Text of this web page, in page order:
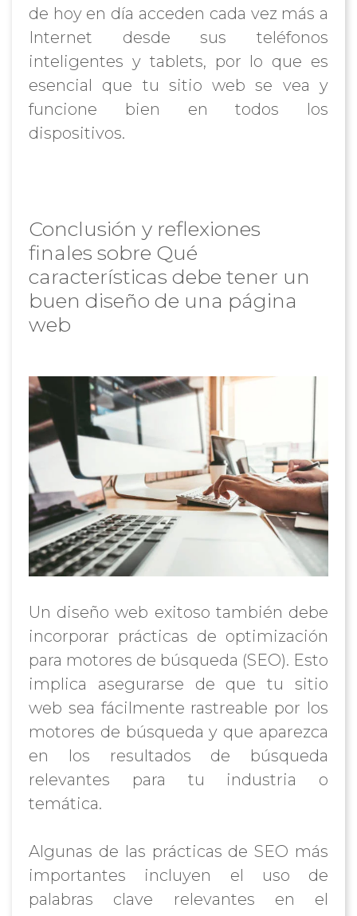
de hoy en día acceden cada vez más a
Internet desde sus teléfonos
inteligentes y tablets, por lo que es
esencial que tu sitio web se vea y
funcione bien en todos los
dispositivos.
Conclusión y reflexiones
finales sobre Qué
características debe tener un
buen diseño de una página
web
Un diseño web exitoso también debe
incorporar prácticas de optimización
para motores de búsqueda (SEO). Esto
implica asegurarse de que tu sitio
web sea fácilmente rastreable por los
motores de búsqueda y que aparezca
en los resultados de búsqueda
relevantes para tu industria o
temática.
Algunas de las prácticas de SEO más
importantes incluyen el uso de
palabras clave relevantes en el